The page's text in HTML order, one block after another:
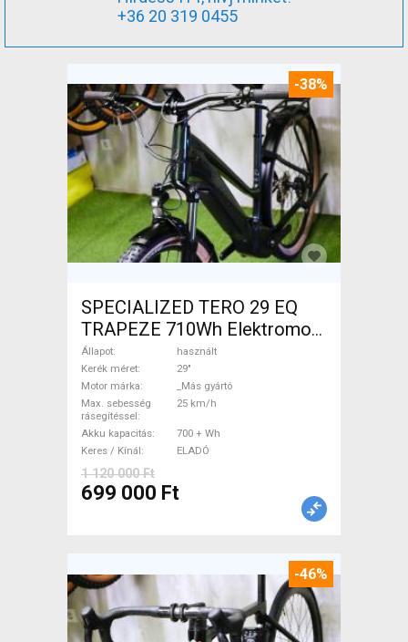
+36 20 319 0455
-38%
SPECIALIZED TERO 29 EQ
TRAPEZE 710Wh Elektromos
Trekking/cross 25 km/h _Más
gyártó 700 + Wh használt
ELADÓ
Állapot
használt
Kerék méret
29"
Motor márka
_Más gyártó
Max. sebesség
rásegítéssel
25 km/h
Akku kapacitás
700 + Wh
Keres / Kínál
ELADÓ
1 120 000 Ft
699 000 Ft
-46%